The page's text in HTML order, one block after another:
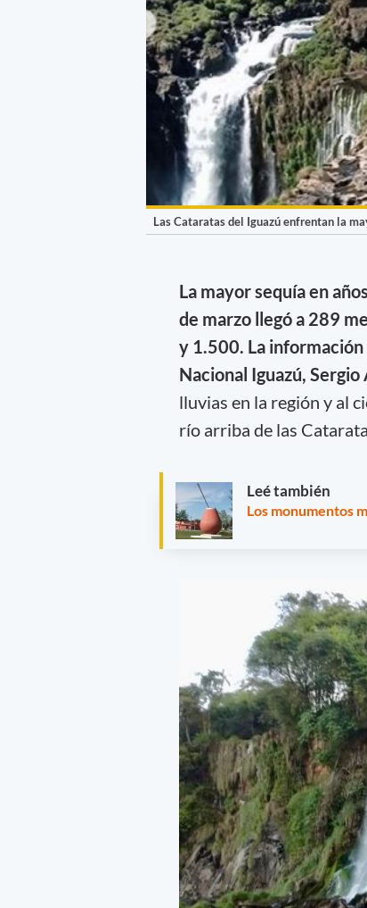
Las Cataratas del Iguazú enfrentan la
La mayor sequía en
de marzo llegó a 289
y 1.500. La
Nacional Iguazú,
lluvias en la región y al
río arriba de las
Leé también
Los monumentos